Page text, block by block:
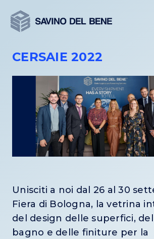
contenuto
CERSAIE 2022
Unisciti a noi dal 26 al 30
Fiera di Bologna, la vetrina
del design delle superfici,
bagno e delle finiture per la